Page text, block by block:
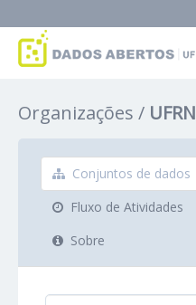
Grupos
Sobre
Organizações UFRN
Conjuntos de dados
Fluxo de Atividades
Sobre